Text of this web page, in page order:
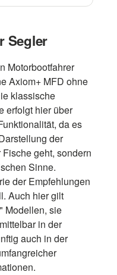
angebotenen
mit dem
und sind damit
Angler im
in 7", 9"
Bedienung
Display-
, Radar- und
Farben.
Segler
Motorbootfahrer
Axiom+ MFD ohne
klassische
erfolgt hier über
da es
der
geht, sondern
Sinne.
der Empfehlungen
Auch hier gilt
Modellen, sie
in der
auch in der